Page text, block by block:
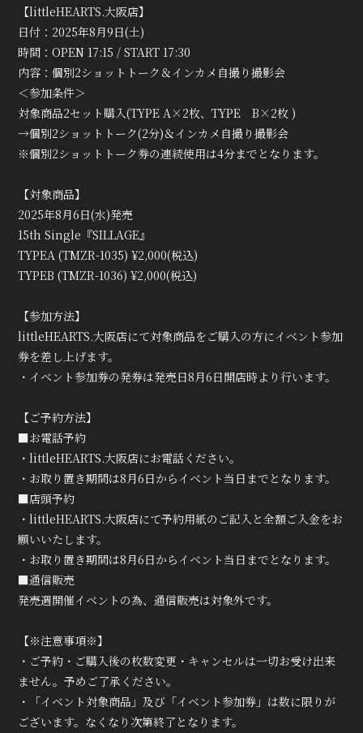
【littleHEARTS.大阪店】
日付：2025年8月9日(土)
時間：OPEN 17:15 / START 17:30
内容：個別2ショットトーク＆インカメ自撮り撮影会
＜参加条件＞
対象商品2セット購入(TYPE A×2枚、TYPE B×2枚 )
→個別2ショットトーク(2分)＆インカメ自撮り撮影会
※個別2ショットトーク券の連続使用は4分までとなります。
【対象商品】
2025年8月6日(水)発売
15th Single『SILLAGE』
TYPEA (TMZR-1035) ¥2,000(税込)
TYPEB (TMZR-1036) ¥2,000(税込)
【参加方法】
littleHEARTS.大阪店にて対象商品をご購入の方にイベント参加
券を差し上げます。
・イベント参加券の発券は発売日8月6日開店時より行います。
【ご予約方法】
■お電話予約
・littleHEARTS.大阪店にお電話ください。
・お取り置き期間は8月6日からイベント当日までとなります。
■店頭予約
・littleHEARTS.大阪店にて予約用紙のご記入と全額ご入金をお
願いいたします。
・お取り置き期間は8月6日からイベント当日までとなります。
■通信販売
発売週開催イベントの為、通信販売は対象外です。
【※注意事項※】
・ご予約・ご購入後の枚数変更・キャンセルは一切お受け出来
ません。予めご了承ください。
・「イベント対象商品」及び「イベント参加券」は数に限りが
ございます。なくなり次第終了となります。